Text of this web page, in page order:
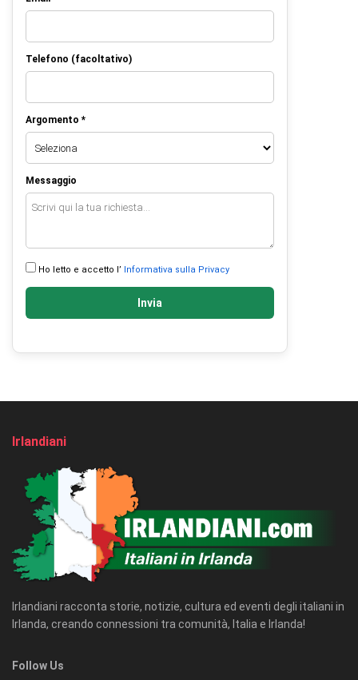
Telefono (facoltativo)
Argomento *
Messaggio
Ho letto e accetto l’ Informativa sulla Privacy
Invia
Irlandiani
Irlandiani racconta storie, notizie, cultura ed eventi degli italiani in
Irlanda, creando connessioni tra comunità, Italia e Irlanda!
Follow Us